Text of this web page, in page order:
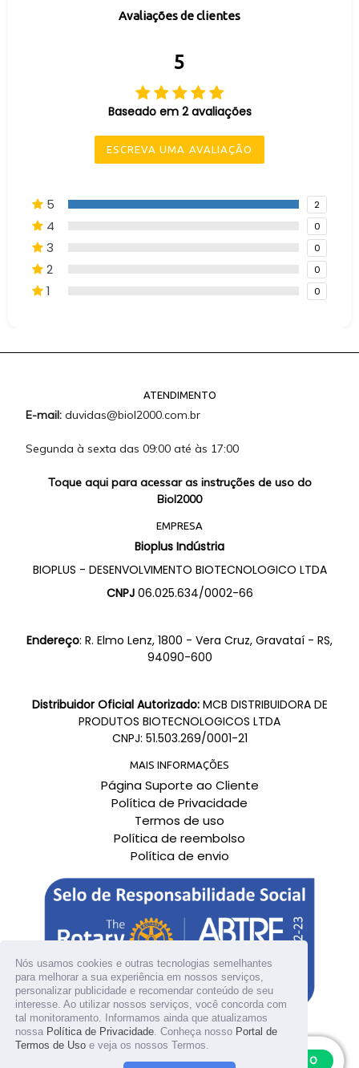
Nós usamos cookies e outras tecnologias semelhantes
para melhorar a sua experiência em nossos serviços,
personalizar publicidade e recomendar conteúdo de seu
interesse. Ao utilizar nossos serviços, você concorda com
tal monitoramento. Informamos ainda que atualizamos
nossa Política de Privacidade . Conheça nosso Portal de
Termos de Uso e veja os nossos Termos.
ADICIONAR AO CARRINHO
Avaliações de clientes
5
Baseado em 2 avaliações
ESCREVA UMA AVALIAÇÃO
5 2
4 0
3 0
2 0
1 0
ATENDIMENTO
E-mail: duvidas@biol2000.com.br
Segunda à sexta das 09:00 até às 17:00
Toque aqui para acessar as instruções de uso do
Biol2000
EMPRESA
Bioplus Indústria
BIOPLUS - DESENVOLVIMENTO BIOTECNOLOGICO LTDA
CNPJ 06.025.634/0002-66
Endereço: R. Elmo Lenz, 1800 - Vera Cruz, Gravataí - RS,
94090-600
Distribuidor Oficial Autorizado:MCB DISTRIBUIDORA DE
PRODUTOS BIOTECNOLOGICOS LTDA
CNPJ: 51.503.269/0001-21
MAIS INFORMAÇÕES
Página Suporte ao Cliente
Política de Privacidade
Termos de uso
Política de reembolso
Política de envio